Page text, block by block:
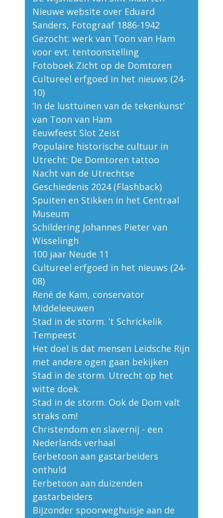
Nieuwe website over Eduard
Sanders, Fotograaf 1886-1942
Gezocht: werk van Toon van Ham
voor evt. tentoonstelling
Fotoboek Zicht op de Domtoren
Cultureel erfgoed in het nieuws (24-
10)
‘In de lusttuinen van de tekenkunst’
van Toon van Ham
Eeuwfeest Slot Zeist
Populaire historische cultuur in
Utrecht: De Domtoren tattoo
Nacht van de Utrechtse
Geschiedenis 2024 (Flashback)
Spuiten en Stikken in het Centraal
Museum
Schildering Johannes Pieter van
Wisselingh
100 jaar Neude 11
Cultureel erfgoed in het nieuws (24-
08)
René de Kam, conservator
Middeleeuwen
Stad in de storm. ’t Schrickelik
Tempeest
Het doel is dat mensen Leidsche Rijn
met andere ogen gaan bekijken
Stad in de storm. Utrecht op het
witte doek.
Stad in de storm. Ook de Dom valt
straks om!
Christendom en slavernij - een
Nederlands verhaal
Eerbetoon aan gastarbeiders
onthuld
Eerbetoon aan duizenden
gastarbeiders
Bijzonder spoorweghuisje aan de